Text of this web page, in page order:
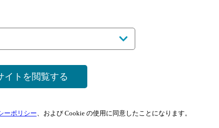
念のためお店にご確認の上ご来店くださいます
イトを閲覧する
ーポリシー、および Cookie の使用に同意したことになります。